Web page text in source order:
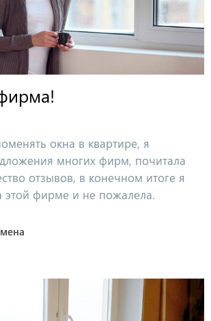
окна в квартире, я
многих фирм, почитала
отзывов, в конечном итоге я
этой фирме и не пожалела.